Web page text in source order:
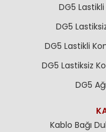
DG5
DG5
DG5 Lastikli
DG5 Lastiksiz
DG5
Kablo Bağı